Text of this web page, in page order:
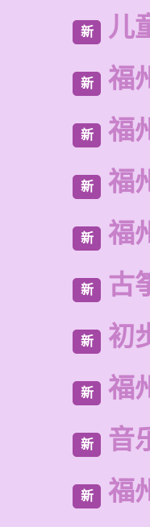
新 儿
新 福
新 福
新 福
新 福
新 古
新 初
新 福
新 音
新 福